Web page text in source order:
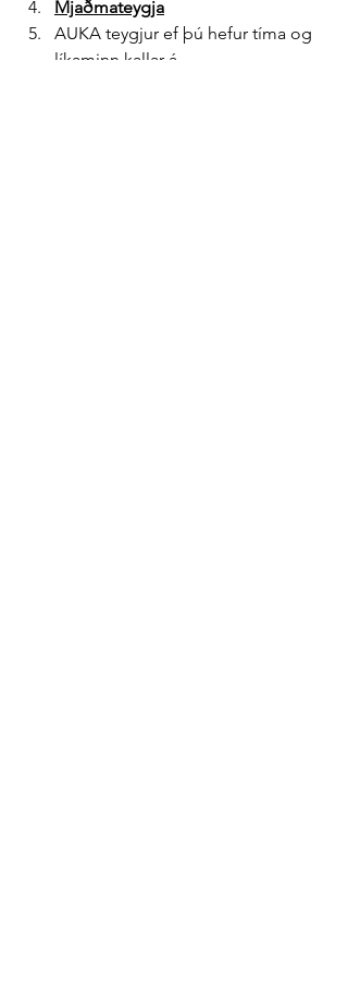
Mjaðmateygja
AUKA teygjur ef þú hefur tíma og
líkaminn kallar á